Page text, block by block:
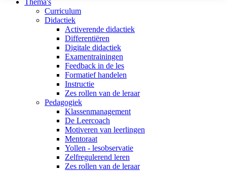
Curriculum
Didactiek
Activerende didactiek
Differentiëren
Digitale didactiek
Examentrainingen
Feedback in de les
Formatief handelen
Instructie
Zes rollen van de leraar
Pedagogiek
Klassenmanagement
De Leercoach
Motiveren van leerlingen
Mentoraat
Yollen - lesobservatie
Zelfregulerend leren
Zes rollen van de leraar